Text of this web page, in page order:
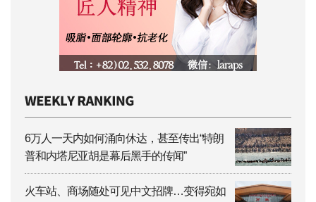
6万人一天内如何涌向休达，甚至传出“特朗
普和内塔尼亚胡是幕后黑手的传闻”
火车站、商场随处可见中文招牌…变得宛如